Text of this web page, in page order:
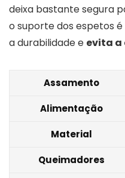
deixa bastante segura
o suporte dos espetos
a durabilidade e evita a
Assamento
Alimentação
Material
Queimadores